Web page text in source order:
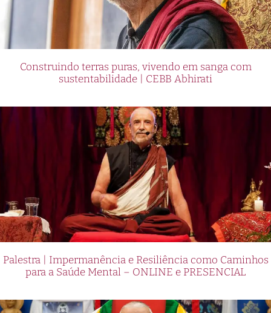
Construindo terras puras, vivendo em sanga com
sustentabilidade | CEBB Abhirati
Palestra | Impermanência e Resiliência como Caminhos
para a Saúde Mental – ONLINE e PRESENCIAL